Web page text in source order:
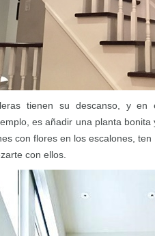
tienen su descanso, y en
es añadir una planta
con flores en los escalones,
con ellos.